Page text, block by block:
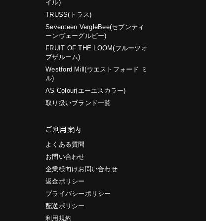
イル)
TRUSS(トラス)
Seventeen VergleBee(セブンティ
ーンヴェーグルビー)
FRUIT OF THE LOOM(フルーツオ
ブザルーム)
Westford Mill(ウエストフォード ミ
ル)
AS Colour(エーエスカラー)
取り扱いブランド一覧
ご利用案内
よくある質問
お問い合わせ
企業様向けお問い合わせ
返金ポリシー
プライバシーポリシー
配送ポリシー
利用規約